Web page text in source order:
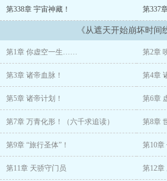
第338章 宇宙神藏！ 第337
《从遮天开始崩坏时间
第1章 你虚空一生…… 第2章
第3章 诸帝血脉！
第5章 诸帝计划！ 第6章
第7章 万青化形！（六千求追读） 第8章
第9章 “旅行圣体”！ 第10章
第11章 天骄守门员 第12章